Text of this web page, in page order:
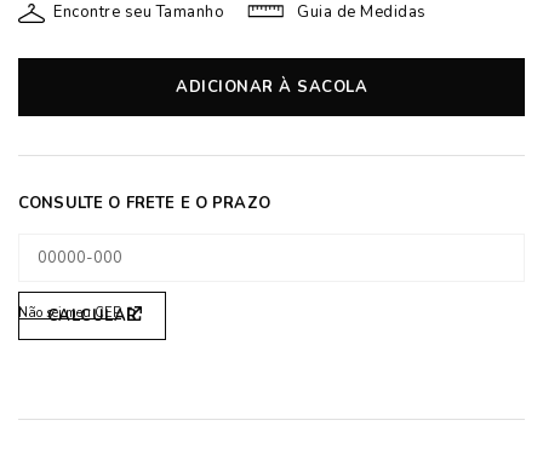
Encontre seu Tamanho Guia de Medidas
ADICIONAR À SACOLA
Não sei meu CEP